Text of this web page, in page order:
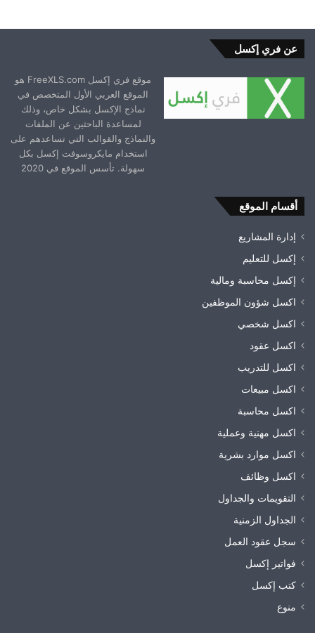
عن فري إكسل
موقع فري إكسل FreeXLS.com هو
الموقع العربي الأول المتخصص في
نماذج الإكسل بشكل خاص، وذلك
لمساعدة الباحثين عن الملفات
والنماذج والقوالب التي تساعدهم على
استخدام مايكروسوفت إكسل بكل
سهولة. تأسس الموقع في 2020
أقسام الموقع
إدارة المشاريع
إكسل للتعليم
إكسل محاسبة ومالية
اكسل شؤون الموظفين
اكسل شخصي
اكسل عقود
اكسل للتدريب
اكسل مبيعات
اكسل محاسبة
اكسل مهنية وعملية
اكسل موارد بشرية
اكسل وظائف
التقويمات والجداول
الجداول الزمنية
سجل عقود العمل
فواتير إكسل
كتب إكسل
منوع